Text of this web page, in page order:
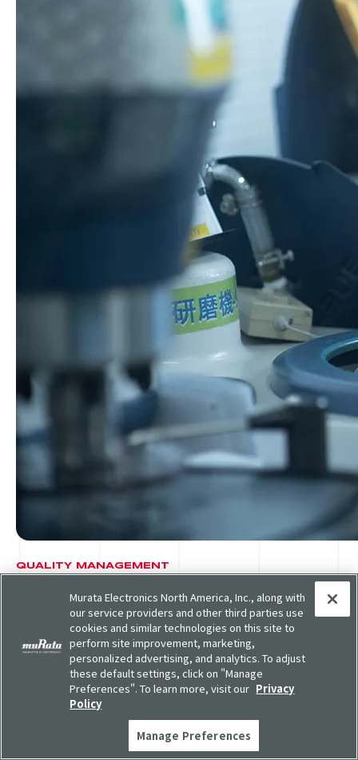
QUALITY MANAGEMENT
主な職種
品質保証・品質管理
分析・解析評価
概要
Murata Electronics North America, Inc., along with
our service providers and other third parties use
cookies and similar technologies on this site to
perform site improvement, marketing,
personalized advertising, and analytics. To adjust
these default settings, click on "Manage
Preferences". To learn more, visit our Privacy
Policy
Manage Preferences